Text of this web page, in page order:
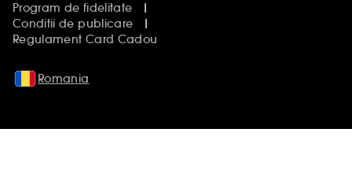
Program de fidelitate
Conditii de publicare
Regulament Card Cadou
Romania